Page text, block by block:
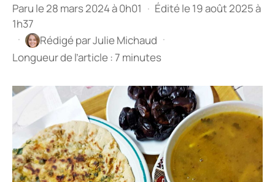
Paru le 28 mars 2024 à 0h01 · Édité le 19 août 2025 à
1h37
·
Rédigé parJulie Michaud ·
Longueur de l’article : 7 minutes